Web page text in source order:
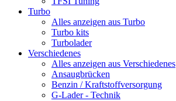
Turbo
Alles anzeigen aus Turbo
Turbo kits
Turbolader
Verschiedenes
Alles anzeigen aus Verschiedenes
Ansaugbrücken
Benzin / Kraftstoffversorgung
G-Lader - Technik